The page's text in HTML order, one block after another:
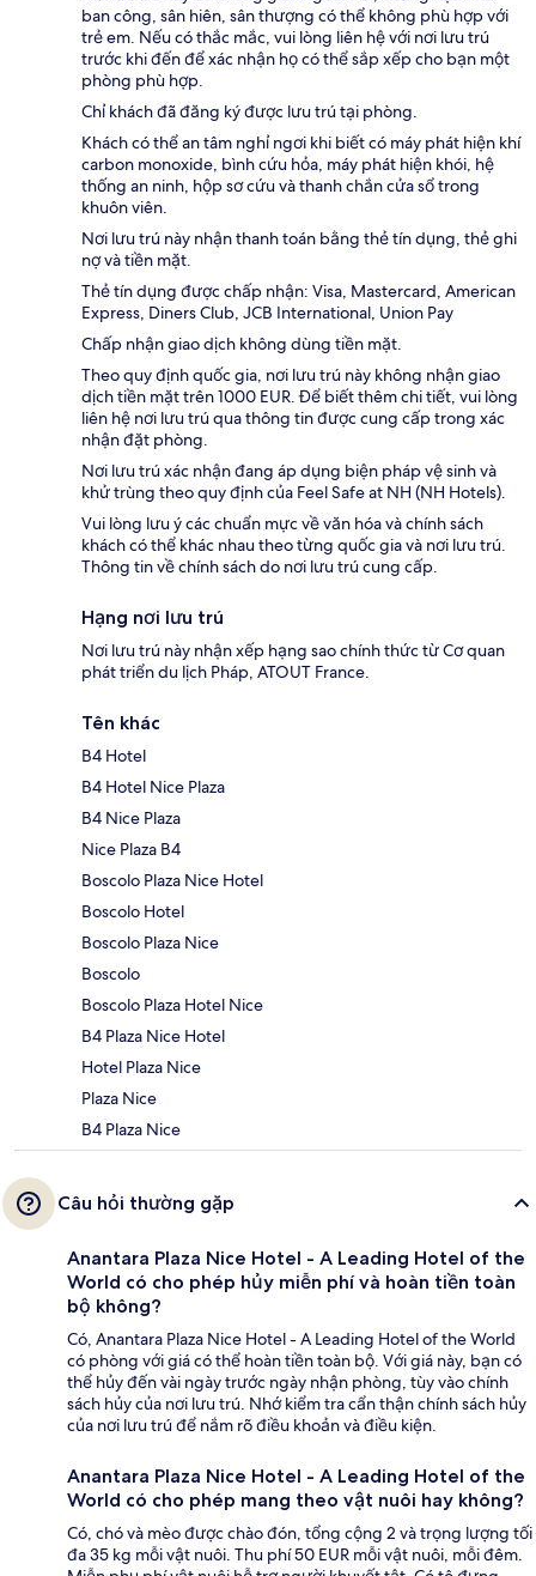
ban công, sân hiên, sân thượng có thể không phù hợp với
trẻ em. Nếu có thắc mắc, vui lòng liên hệ với nơi lưu trú
trước khi đến để xác nhận họ có thể sắp xếp cho bạn một
phòng phù hợp.
Chỉ khách đã đăng ký được lưu trú tại phòng.
Khách có thể an tâm nghỉ ngơi khi biết có máy phát hiện khí
carbon monoxide, bình cứu hỏa, máy phát hiện khói, hệ
thống an ninh, hộp sơ cứu và thanh chắn cửa sổ trong
khuôn viên.
Nơi lưu trú này nhận thanh toán bằng thẻ tín dụng, thẻ ghi
nợ và tiền mặt.
Thẻ tín dụng được chấp nhận: Visa, Mastercard, American
Express, Diners Club, JCB International, Union Pay
Chấp nhận giao dịch không dùng tiền mặt.
Theo quy định quốc gia, nơi lưu trú này không nhận giao
dịch tiền mặt trên 1000 EUR. Để biết thêm chi tiết, vui lòng
liên hệ nơi lưu trú qua thông tin được cung cấp trong xác
nhận đặt phòng.
Nơi lưu trú xác nhận đang áp dụng biện pháp vệ sinh và
khử trùng theo quy định của Feel Safe at NH (NH Hotels).
Vui lòng lưu ý các chuẩn mực về văn hóa và chính sách
khách có thể khác nhau theo từng quốc gia và nơi lưu trú.
Thông tin về chính sách do nơi lưu trú cung cấp.
Hạng nơi lưu trú
Nơi lưu trú này nhận xếp hạng sao chính thức từ Cơ quan
phát triển du lịch Pháp, ATOUT France.
Tên khác
B4 Hotel
B4 Hotel Nice Plaza
B4 Nice Plaza
Nice Plaza B4
Boscolo Plaza Nice Hotel
Boscolo Hotel
Boscolo Plaza Nice
Boscolo
Boscolo Plaza Hotel Nice
B4 Plaza Nice Hotel
Hotel Plaza Nice
Plaza Nice
B4 Plaza Nice
Câu hỏi thường gặp
Anantara Plaza Nice Hotel - A Leading Hotel of the
World có cho phép hủy miễn phí và hoàn tiền toàn
bộ không?
Có, Anantara Plaza Nice Hotel - A Leading Hotel of the World
có phòng với giá có thể hoàn tiền toàn bộ. Với giá này, bạn có
thể hủy đến vài ngày trước ngày nhận phòng, tùy vào chính
sách hủy của nơi lưu trú. Nhớ kiểm tra cẩn thận chính sách hủy
của nơi lưu trú để nắm rõ điều khoản và điều kiện.
Anantara Plaza Nice Hotel - A Leading Hotel of the
World có cho phép mang theo vật nuôi hay không?
Có, chó và mèo được chào đón, tổng cộng 2 và trọng lượng tối
đa 35 kg mỗi vật nuôi. Thu phí 50 EUR mỗi vật nuôi, mỗi đêm.